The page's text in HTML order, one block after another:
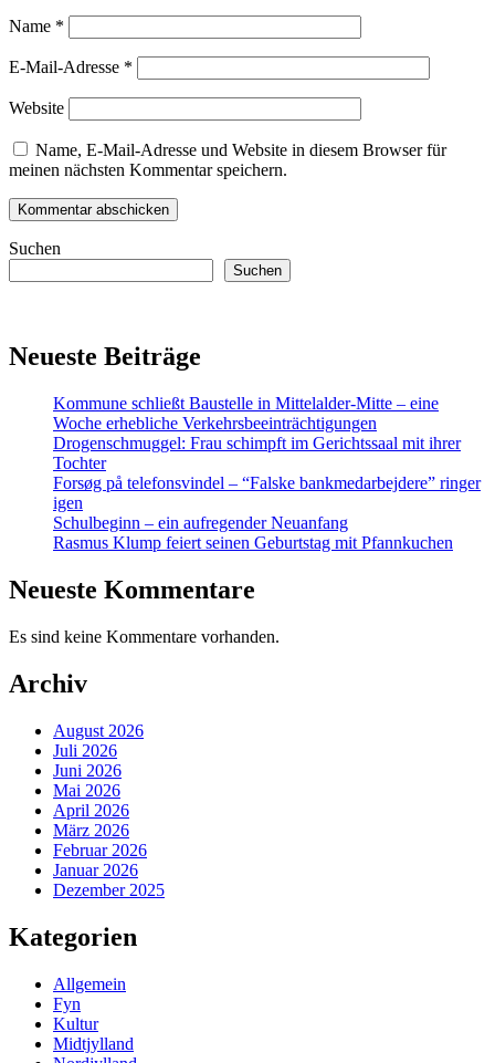
Name *
E-Mail-Adresse *
Website
Name, E-Mail-Adresse und Website in diesem Browser für
meinen nächsten Kommentar speichern.
Suchen
Suchen
Neueste Beiträge
Kommune schließt Baustelle in Mittelalder-Mitte – eine
Woche erhebliche Verkehrsbeeinträchtigungen
Drogenschmuggel: Frau schimpft im Gerichtssaal mit ihrer
Tochter
Forsøg på telefonsvindel – “Falske bankmedarbejdere” ringer
igen
Schulbeginn – ein aufregender Neuanfang
Rasmus Klump feiert seinen Geburtstag mit Pfannkuchen
Neueste Kommentare
Es sind keine Kommentare vorhanden.
Archiv
August 2026
Juli 2026
Juni 2026
Mai 2026
April 2026
März 2026
Februar 2026
Januar 2026
Dezember 2025
Kategorien
Allgemein
Fyn
Kultur
Midtjylland